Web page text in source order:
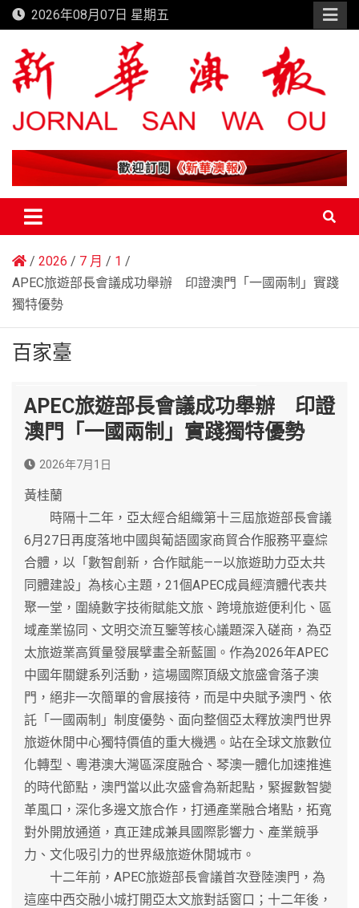
Skip
to
content
2026年08月07日 星期五
新華澳報
2026 7 月
1
APEC旅遊部長會議成功舉辦 印證澳門「一國兩制」實踐
獨特優勢
百家臺
APEC旅遊部長會議成功舉辦 印證
澳門「一國兩制」實踐獨特優勢
2026年7月1日
黃桂蘭
時隔十二年，亞太經合組織第十三屆旅遊部長會議
6月27日再度落地中國與葡語國家商貿合作服務平臺綜
合體，以「數智創新，合作賦能——以旅遊助力亞太共
同體建設」為核心主題，21個APEC成員經濟體代表共
聚一堂，圍繞數字技術賦能文旅、跨境旅遊便利化、區
域產業協同、文明交流互鑒等核心議題深入磋商，為亞
太旅遊業高質量發展擘畫全新藍圖。作為2026年APEC
中國年關鍵系列活動，這場國際頂級文旅盛會落子澳
門，絕非一次簡單的會展接待，而是中央賦予澳門、依
託「一國兩制」制度優勢、面向整個亞太釋放澳門世界
旅遊休閒中心獨特價值的重大機遇。站在全球文旅數位
化轉型、粵港澳大灣區深度融合、琴澳一體化加速推進
的時代節點，澳門當以此次盛會為新起點，緊握數智變
革風口，深化多邊文旅合作，打通產業融合堵點，拓寬
對外開放通道，真正建成兼具國際影響力、產業競爭
力、文化吸引力的世界級旅遊休閒城市。
十二年前，APEC旅遊部長會議首次登陸澳門，為
這座中西交融小城打開亞太文旅對話窗口；十二年後，